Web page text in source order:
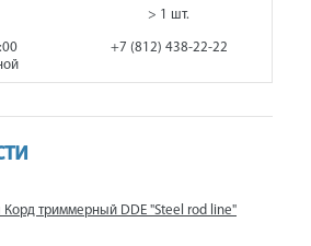
> 1 шт.
+7 (812) 438-22-22
триммерный DDE "Steel rod line"